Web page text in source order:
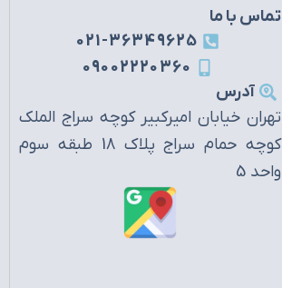
تماس با ما
021-36349625
09002220360
آدرس
تهران خیابان امیرکبیر کوچه سراج الملک
کوچه حمام سراج پلاک 18 طبقه سوم
واحد 5